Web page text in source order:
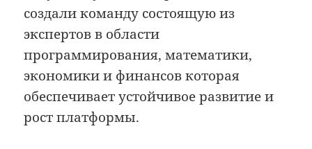
создали команду состоящую из
экспертов в области
программирования, математики,
экономики и финансов которая
обеспечивает устойчивое развитие и
рост платформы.